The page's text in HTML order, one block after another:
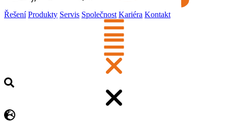
Řešení Produkty Servis Společnost Kariéra Kontakt